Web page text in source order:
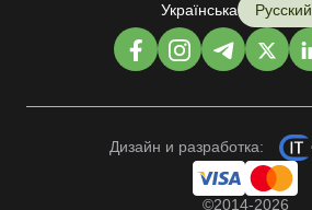
Українська Русский
Дизайн и разработка:
©2014-2026